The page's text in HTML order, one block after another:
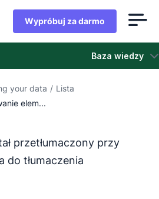
Wypróbuj za darmo
Baza wiedzy
klienta
your data / Lista
elem...
z języka
przetłumaczony przy
do tłumaczenia